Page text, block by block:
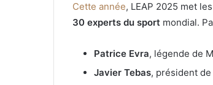
Cette année, LEAP 2025 met les
30 experts du sport mondial.
Patrice Evra, légende de
Javier Tebas, président de